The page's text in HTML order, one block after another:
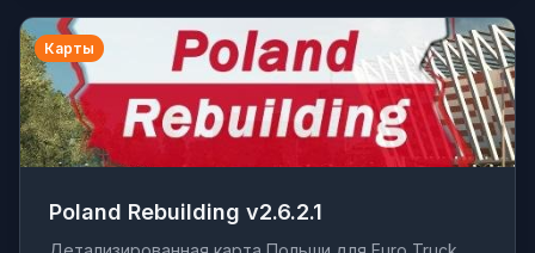
Карты
Poland Rebuilding v2.6.2.1